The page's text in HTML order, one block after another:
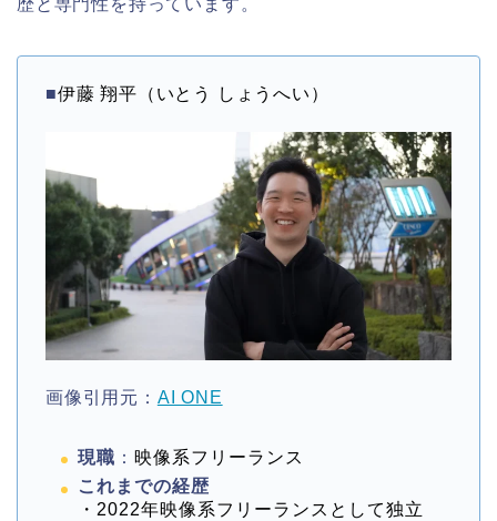
■伊藤 翔平（いとう しょうへい）
画像引用元： AI ONE
現職 ： 映像系フリーランス
これまでの経歴
・2022年映像系フリーランスとして独立